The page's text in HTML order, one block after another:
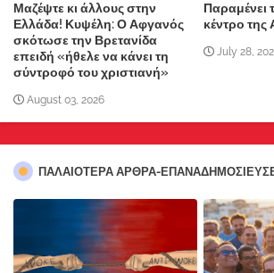
Μαζέψτε κι άλλους στην
Ελλάδα! Κυψέλη: Ο Αφγανός
σκότωσε την Βρετανίδα
επειδή «ήθελε να κάνει τη
σύντροφό του χριστιανή»
August 03, 2026
Παραμένει
κέντρο της
July 28,
ΠΑΛΑΙΟΤΕΡΑ ΑΡΘΡΑ-